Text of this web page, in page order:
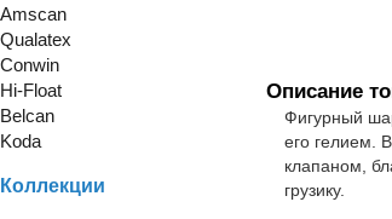
Amscan
Qualatex
Conwin
Hi-Float
Belcan
Koda
Коллекции
Описание
Фигурный
его гелием.
клапаном,
грузику.